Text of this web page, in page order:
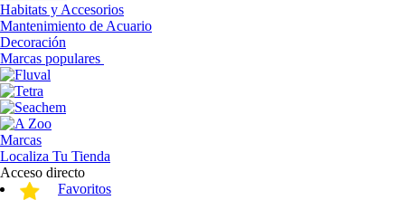
Habitats y Accesorios
Mantenimiento de Acuario
Decoración
Marcas populares
Marcas
Localiza Tu Tienda
Acceso directo
Favoritos